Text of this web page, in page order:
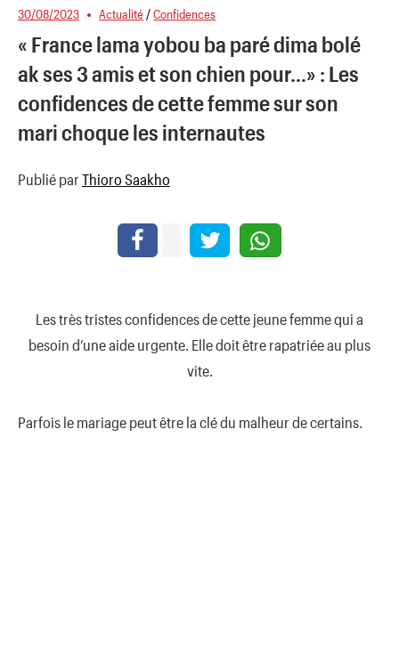
30/08/2023 Actualité /Confidences
« France lama yobou ba paré dima bolé
ak ses 3 amis et son chien pour…» : Les
confidences de cette femme sur son
mari choque les internautes
Publié par Thioro Saakho
Les très tristes confidences de cette jeune femme qui a
besoin d’une aide urgente. Elle doit être rapatriée au plus
vite.
Parfois le mariage peut être la clé du malheur de certains.